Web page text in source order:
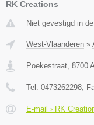
RK Creations
Niet gevestigd in
West-Vlaanderen »
Poekestraat 8700
Tel: 0473262298 ,
E-mail › RK